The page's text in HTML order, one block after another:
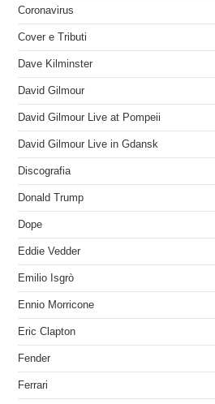
Coronavirus
Cover e Tributi
Dave Kilminster
David Gilmour
David Gilmour Live at Pompeii
David Gilmour Live in Gdansk
Discografia
Donald Trump
Dope
Eddie Vedder
Emilio Isgrò
Ennio Morricone
Eric Clapton
Fender
Ferrari